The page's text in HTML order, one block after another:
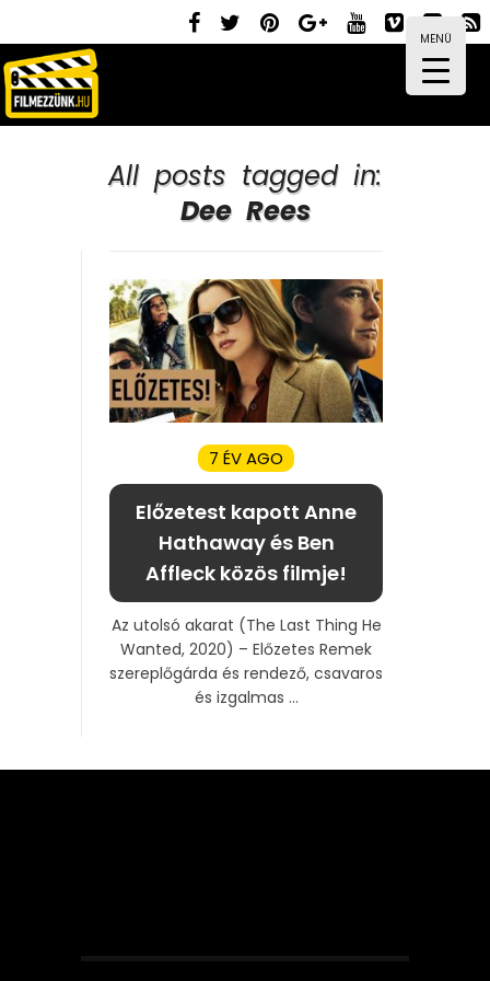
MENÜ
All posts tagged in:
Dee Rees
7 ÉV AGO
Előzetest kapott Anne
Hathaway és Ben
Affleck közös filmje!
Az utolsó akarat (The Last Thing He
Wanted, 2020) – Előzetes Remek
szereplőgárda és rendező, csavaros
és izgalmas ...